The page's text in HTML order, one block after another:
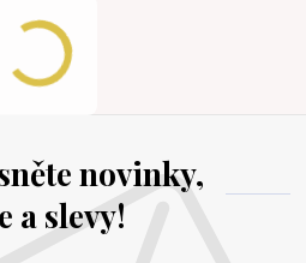
novinky,
a slevy!